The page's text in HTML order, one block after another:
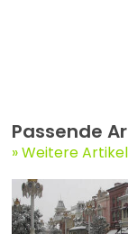
Passende
Weitere